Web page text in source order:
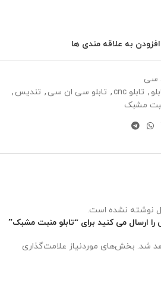
افزودن به علاقه مندی ها
سی
, تابلو cnc , تابلو سی ان سی , تندیس ,
مشبک
نوشته نشده است.
ارسال می کنید برای “تابلو منبت مشبک”
شد. بخش‌های موردنیاز علامت‌گذاری